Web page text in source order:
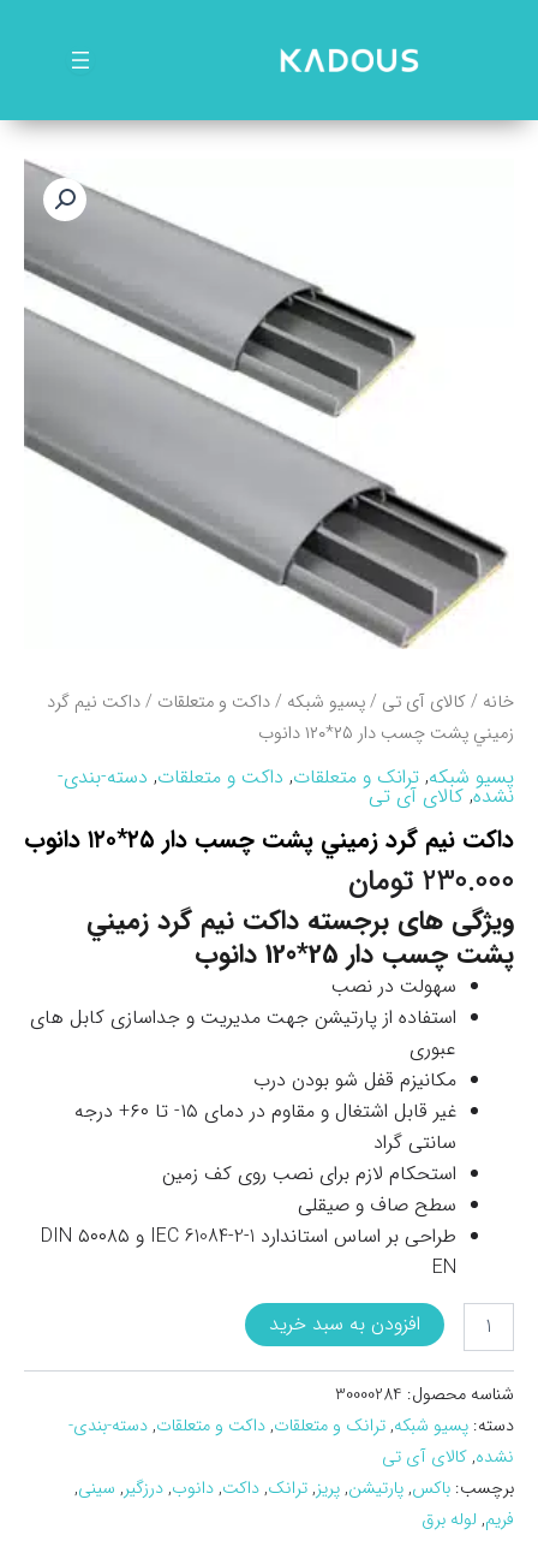
خانه /کالای آی تی /پسیو شبکه /داکت و متعلقات / داکت نيم گرد
زميني پشت چسب دار ۲۵*۱۲۰ دانوب
پسیو شبکه, ترانک و متعلقات, داکت و متعلقات, دسته-بندی-
نشده, کالای آی تی
داکت نيم گرد زميني پشت چسب دار ۲۵*۱۲۰ دانوب
230.000 تومان
ویژگی های برجسته داکت نيم گرد زميني
پشت چسب دار 25*120 دانوب
سهولت در نصب
استفاده از پارتیشن جهت مدیریت و جداسازی کابل های
عبوری
مکانیزم قفل شو بودن درب
غیر قابل اشتغال و مقاوم در دمای ۱۵- تا ۶۰+ درجه
سانتی گراد
استحکام لازم برای نصب روی کف زمین
سطح صاف و صیقلی
طراحی بر اساس استاندارد IEC 61084-2-1 و ۵۰۰۸۵ DIN
EN
داکت
زميني
چسب
دار
25*120
دانوب
عدد
افزودن به سبد خرید
شناسه محصول: 30000284
دسته: پسیو شبکه,ترانک و متعلقات,داکت و متعلقات,دسته-بندی-
نشده,کالای آی تی
برچسب: باکس,پارتیشن,پریز,ترانک,داکت,دانوب,درزگیر, سینی,
فریم, لوله برق